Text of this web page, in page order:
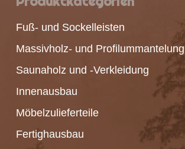
Fuß- und Sockelleisten
Massivholz- und Profilummantelung
Saunaholz und -Verkleidung
Innenausbau
Möbelzulieferteile
Fertighausbau